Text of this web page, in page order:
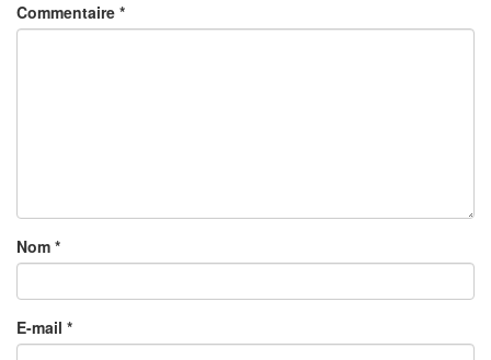
Commentaire *
Nom *
E-mail *